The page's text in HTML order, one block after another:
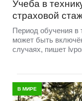
Учеба в
страховой
Период обучения в
может быть
случаях, пишет
В МИРЕ